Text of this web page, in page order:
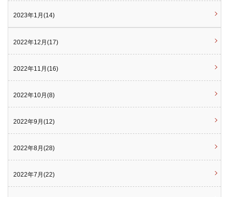
2023年1月(14)
2022年12月(17)
2022年11月(16)
2022年10月(8)
2022年9月(12)
2022年8月(28)
2022年7月(22)